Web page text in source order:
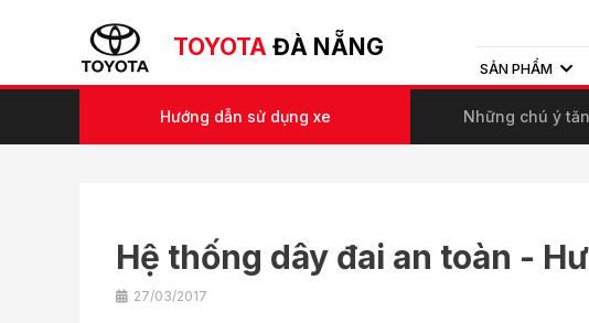
TOYOTA ĐÀ NẴNG
SẢN PHẨM
Hướng dẫn sử dụng xe Những chú ý
Hệ thống dây đai an toàn -
27/03/2017